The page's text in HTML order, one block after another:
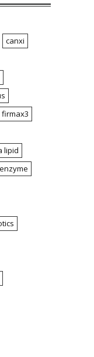
canxi
firmax3
lipid